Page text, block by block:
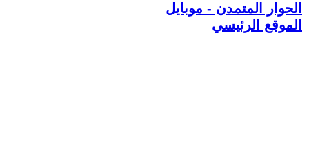
الحوار المتمدن - موبايل
الموقع الرئيسي